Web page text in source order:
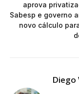
aprova
Sabesp e governo
novo cálculo
Diego